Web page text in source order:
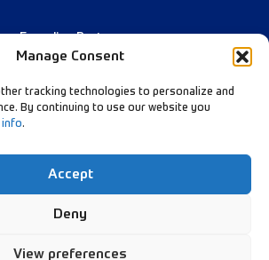
Manage Consent
tracking technologies to personalize and
By continuing to use our website you
info.
Accept
Deny
View preferences
Follow Our Channels:
Data Privacy